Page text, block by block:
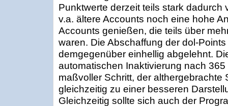
Punktwerte derzeit teils stark dadurch
v.a. ältere Accounts noch eine hohe
Accounts genießen, die teils über
waren. Die Abschaffung der dol-
demgegenüber einhellig abgelehnt.
automatischen Inaktivierung nach
maßvoller Schritt, der althergebrachte
gleichzeitig zu einer besseren
Gleichzeitig sollte sich auch der